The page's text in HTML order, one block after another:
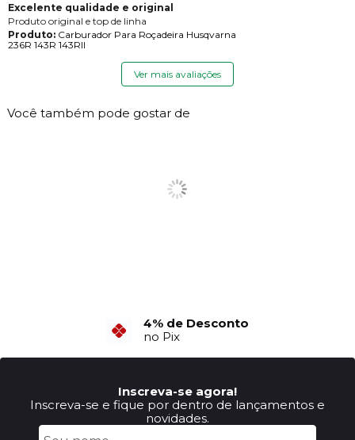
Excelente qualidade e original
Produto original e top de linha
Produto:Carburador Para Roçadeira Husqvarna
236R 143R 143RII
Ver mais avaliações
Você também pode gostar de
4% de Desconto
no Pix
Inscreva-se agora!
Inscreva-se e fique por dentro de lançamentos e
novidades.